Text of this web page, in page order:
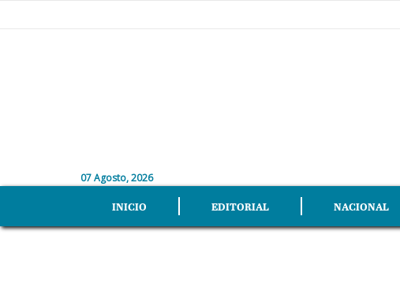
07 Agosto, 2026
INICIO EDITORIAL NACIONAL